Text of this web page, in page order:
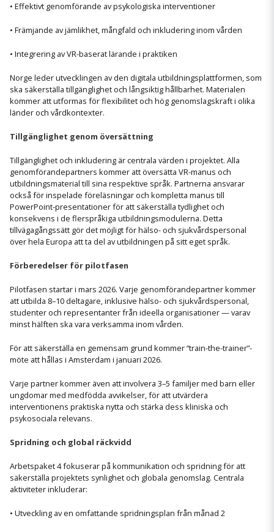
• Effektivt genomförande av psykologiska interventioner
• Främjande av jämlikhet, mångfald och inkludering inom vården
• Integrering av VR-baserat lärande i praktiken
Norge leder utvecklingen av den digitala utbildningsplattformen, som
ska säkerställa tillgänglighet och långsiktig hållbarhet. Materialen
kommer att utformas för flexibilitet och hög genomslagskraft i olika
länder och vårdkontexter.
Tillgänglighet genom översättning
Tillgänglighet och inkludering är centrala värden i projektet. Alla
genomförandepartners kommer att översätta VR-manus och
utbildningsmaterial till sina respektive språk. Partnerna ansvarar
också för inspelade föreläsningar och kompletta manus till
PowerPoint-presentationer för att säkerställa tydlighet och
konsekvens i de flerspråkiga utbildningsmodulerna. Detta
tillvägagångssätt gör det möjligt för hälso- och sjukvårdspersonal
över hela Europa att ta del av utbildningen på sitt eget språk.
Förberedelser för pilotfasen
Pilotfasen startar i mars 2026. Varje genomförandepartner kommer
att utbilda 8–10 deltagare, inklusive hälso- och sjukvårdspersonal,
studenter och representanter från ideella organisationer — varav
minst hälften ska vara verksamma inom vården.
För att säkerställa en gemensam grund kommer “train-the-trainer”-
möte att hållas i Amsterdam i januari 2026.
Varje partner kommer även att involvera 3–5 familjer med barn eller
ungdomar med medfödda avvikelser, för att utvärdera
interventionens praktiska nytta och stärka dess kliniska och
psykosociala relevans.
Spridning och global räckvidd
Arbetspaket 4 fokuserar på kommunikation och spridning för att
säkerställa projektets synlighet och globala genomslag. Centrala
aktiviteter inkluderar:
• Utveckling av en omfattande spridningsplan från månad 2